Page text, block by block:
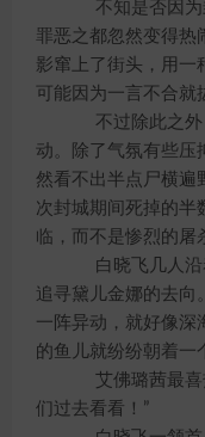
不知是否因为
罪恶之都忽然变得热
影窜上了街头，用一
可能因为一言不合就
不过除此之外
动。除了气氛有些压
然看不出半点尸横遍
次封城期间死掉的半
临，而不是惨烈的屠
白晓飞几人沿
追寻黛儿金娜的去向
一阵异动，就好像深
的鱼儿就纷纷朝着一
艾佛璐茜最喜
们过去看看！”